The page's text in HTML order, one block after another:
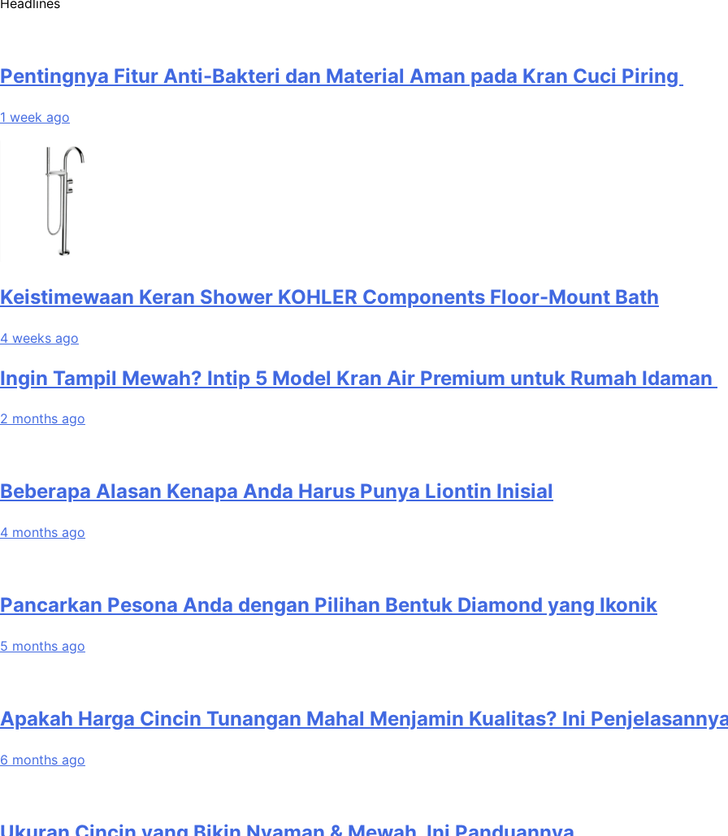
Pentingnya Fitur Anti-Bakteri dan Material Aman pada Kran Cuci Piring
1 week ago
Keistimewaan Keran Shower KOHLER Components Floor-Mount Bath
4 weeks ago
Ingin Tampil Mewah? Intip 5 Model Kran Air Premium untuk Rumah Idaman
2 months ago
Beberapa Alasan Kenapa Anda Harus Punya Liontin Inisial
4 months ago
Pancarkan Pesona Anda dengan Pilihan Bentuk Diamond yang Ikonik
5 months ago
Apakah Harga Cincin Tunangan Mahal Menjamin Kualitas? Ini
6 months ago